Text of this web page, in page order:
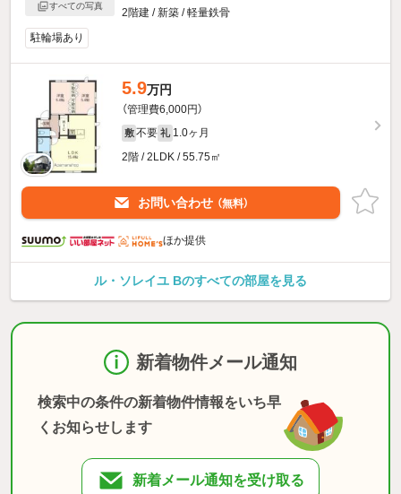
すべての写真
2階建 / 新築 / 軽量鉄骨
駐輪場あり
5.9万円
（管理費6,000円）
敷 不要 礼 1.0ヶ月
2階 / 2LDK / 55.75㎡
お問い合わせ （無料）
ほか提供
ル・ソレイユ Bのすべての部屋を見る
新着物件メール通知
検索中の条件の新着物件情報をいち早
くお知らせします
新着メール通知を受け取る